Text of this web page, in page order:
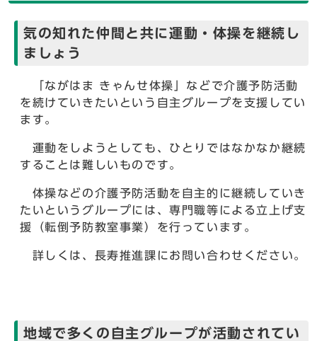
気の知れた仲間と共に運動・体操を継続し
ましょう
「ながはま きゃんせ体操」などで介護予防活動
を続けていきたいという自主グループを支援してい
ます。
運動をしようとしても、ひとりではなかなか継続
することは難しいものです。
体操などの介護予防活動を自主的に継続していき
たいというグループには、専門職等による立上げ支
援（転倒予防教室事業）を行っています。
詳しくは、長寿推進課にお問い合わせください。
地域で多くの自主グループが活動されてい